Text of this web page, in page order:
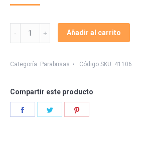
Burbujas
250
Añadir al carrito
Categoría: Parabrisas Código SKU: 41106
Compartir este producto